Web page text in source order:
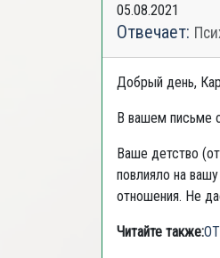
05.08.2021
Отвечает:
Добрый день,
В вашем письме
Ваше детство
повлияло на
отношения. Не
Читайте также: